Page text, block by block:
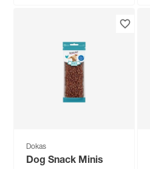
Dokas
Dog Snack Minis